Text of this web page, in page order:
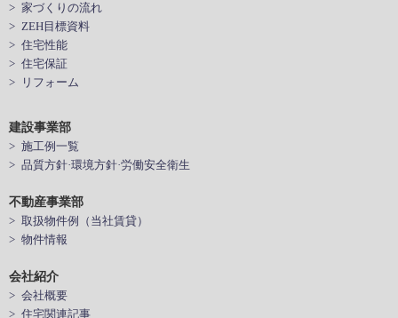
> 家づくりの流れ
> ZEH目標資料
> 住宅性能
> 住宅保証
> リフォーム
建設事業部
> 施工例一覧
> 品質方針·環境方針·労働安全衛生
不動産事業部
> 取扱物件例（当社賃貸）
> 物件情報
会社紹介
> 会社概要
> 住宅関連記事